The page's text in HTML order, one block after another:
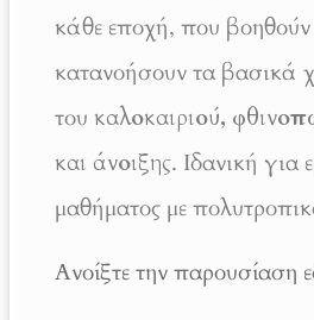
κάθε εποχή, που
κατανοήσουν τα βασικά
του καλοκαιριού,
και άνοιξης. Ιδανική για
μαθήματος με
Ανοίξτε την παρουσίαση